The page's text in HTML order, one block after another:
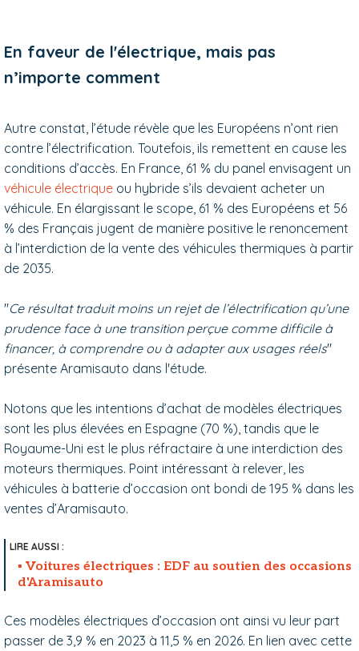
En faveur de l'électrique, mais pas
n’importe comment
Autre constat, l’étude révèle que les Européens n’ont rien
contre l’électrification. Toutefois, ils remettent en cause les
conditions d’accès. En France, 61 % du panel envisagent un
véhicule électrique ou hybride s’ils devaient acheter un
véhicule. En élargissant le scope, 61 % des Européens et 56
% des Français jugent de manière positive le renoncement
à l’interdiction de la vente des véhicules thermiques à partir
de 2035.
"Ce résultat traduit moins un rejet de l’électrification qu’une
prudence face à une transition perçue comme difficile à
financer, à comprendre ou à adapter aux usages réels"
présente Aramisauto dans l'étude.
Notons que les intentions d’achat de modèles électriques
sont les plus élevées en Espagne (70 %), tandis que le
Royaume-Uni est le plus réfractaire à une interdiction des
moteurs thermiques. Point intéressant à relever, les
véhicules à batterie d’occasion ont bondi de 195 % dans les
ventes d’Aramisauto.
Voitures électriques : EDF au soutien des occasions
d'Aramisauto
Ces modèles électriques d’occasion ont ainsi vu leur part
passer de 3,9 % en 2023 à 11,5 % en 2026. En lien avec cette